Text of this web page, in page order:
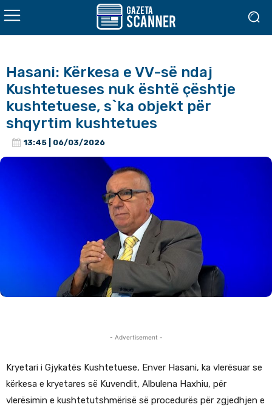
Hasani: Kërkesa e VV-së ndaj
Kushtetueses nuk është çështje
kushtetuese, s`ka objekt për
shqyrtim kushtetues
13:45 | 06/03/2026
- Advertisement -
Kryetari i Gjykatës Kushtetuese, Enver Hasani, ka vlerësuar se
kërkesa e kryetares së Kuvendit, Albulena Haxhiu, për
vlerësimin e kushtetutshmërisë së procedurës për zgjedhjen e